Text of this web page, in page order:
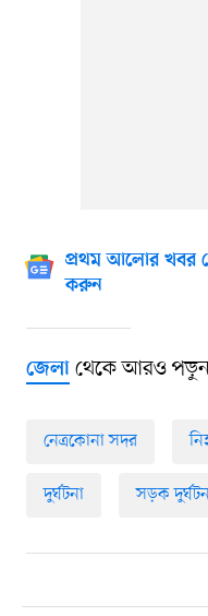
প্রথম আলোর খবর
করুন
জেলাথেকে আরও
নেত্রকোনা সদর
দুর্ঘটনা সড়ক